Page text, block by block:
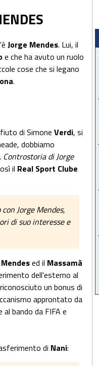
Jorge Mendes. Lui, il
e che ha avuto un ruolo
cose che si legano
.
di Simone Verdi, si
dobbiamo
Controstoria di Jorge
il Real Sport Clube
Jorge Mendes,
di suo interesse e
Mendesed il Massamà
dell'esterno al
un bonus di
approntato da
bando da FIFA e
di Nani: